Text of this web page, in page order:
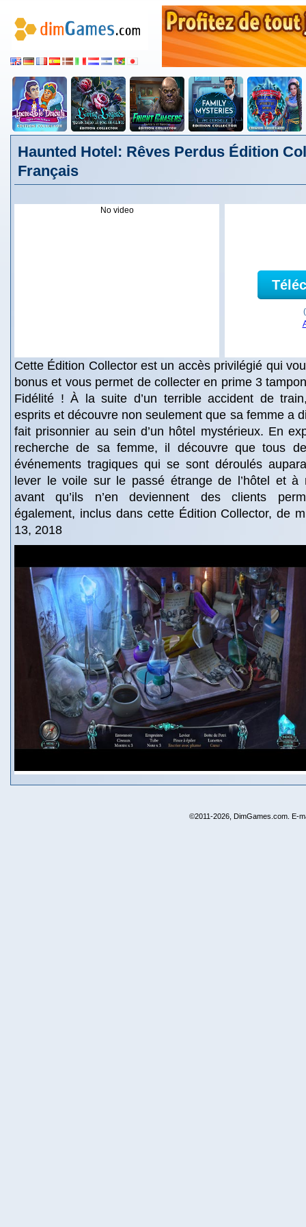
Haunted Hotel: Rêves Perdus Édition
Français
No video
Cette Édition Collector est un accès privilégié qui
bonus et vous permet de collecter en prime 3
Fidélité ! À la suite d’un terrible accident de
esprits et découvre non seulement que sa femme a
fait prisonnier au sein d’un hôtel mystérieux. En
recherche de sa femme, il découvre que tous
événements tragiques qui se sont déroulés
lever le voile sur le passé étrange de l’hôtel et à
avant qu’ils n’en deviennent des clients
également, inclus dans cette Édition Collector, de
13, 2018
©2011-2026, DimGames.com. E-